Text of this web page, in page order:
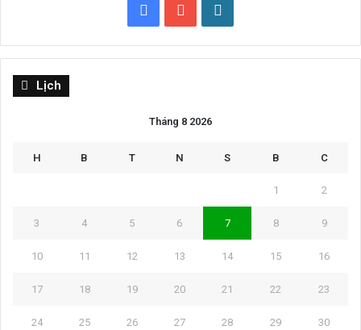
FacebookYouTube
Lịch
Tháng 8 2026
H B T N S B C
1 2
3 4 5 6 7 8 9
10 11 12 13 14 15 16
17 18 19 20 21 22 23
24 25 26 27 28 29 30